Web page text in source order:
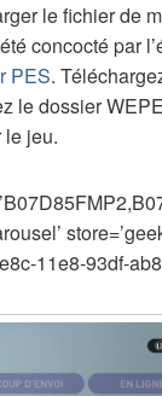
le fichier de
concocté par
PES.
le dossier
le jeu.
11e8-93df-